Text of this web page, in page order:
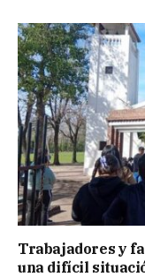
Trabajadores y
una difícil